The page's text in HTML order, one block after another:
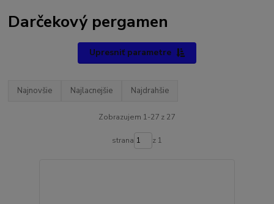
Darčekový pergamen
Upresniť parametre
Najnovšie Najlacnejšie Najdrahšie
Zobrazujem 1-27 z 27
strana z 1